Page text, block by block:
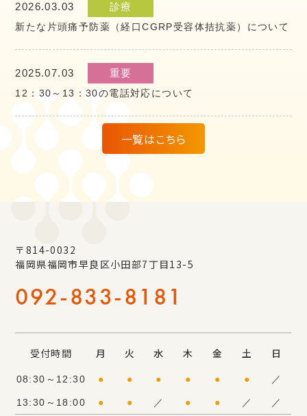
2026.03.03 診療
新たな片頭痛予防薬（経口CGRP受容体拮抗薬）について
2025.07.03 重要
12：30～13：30の電話対応について
一覧はこちら
〒814-0032
福岡県福岡市早良区小田部7丁目13-5
092-833-8181
受付時間 月 火 水 木 金 土 日
08:30～12:30 ● ● ● ● ● ● ／
13:30～18:00 ● ● ／ ● ● ／ ／